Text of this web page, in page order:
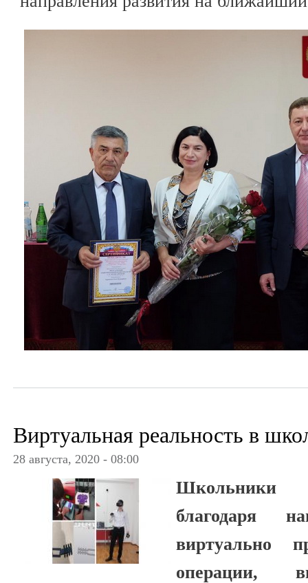
Виртуальная реальность в
28 августа, 2020 - 08:00
Школьники
благодаря
виртуально
операции,